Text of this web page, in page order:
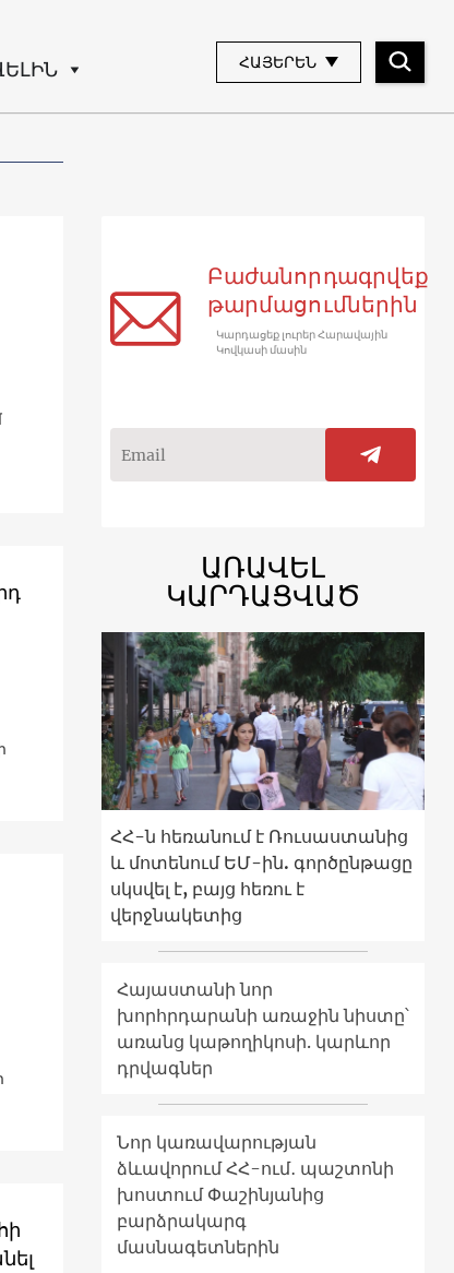
ՀԱՅԵՐԵՆ
Բաժանորդագրվեք
թարմացումներին
Կարդացեք լուրեր Հարավային
Կովկասի մասին
ԱՌԱՎԵԼ
ԿԱՐԴԱՑՎԱԾ
ՀՀ-ն հեռանում է Ռուսաստանից
և մոտենում ԵՄ-ին. գործընթացը
սկսվել է, բայց հեռու է
վերջնակետից
Հայաստանի նոր
խորհրդարանի առաջին նիստը՝
առանց կաթողիկոսի. կարևոր
դրվագներ
Նոր կառավարության
ձևավորում ՀՀ-ում․ պաշտոնի
խոստում Փաշինյանից
բարձրակարգ
մասնագետներին